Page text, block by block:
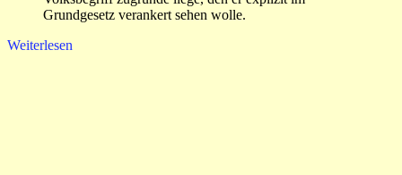
Grundgesetz verankert sehen wolle.
Weiterlesen